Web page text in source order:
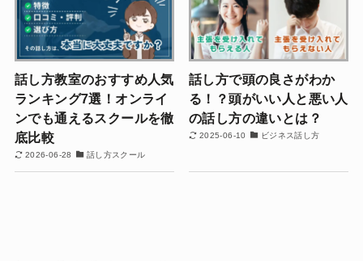
話し方教室のおすすめ人気
ランキング7選！オンライ
ンでも通えるスクールを徹
底比較
2026-06-28 話し方スクール
話し方で頭の良さがわか
る！？頭がいい人と悪い人
の話し方の違いとは？
2025-06-10 ビジネス話し方